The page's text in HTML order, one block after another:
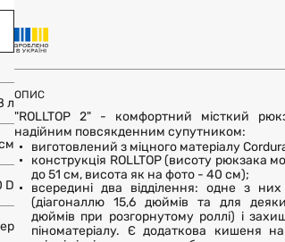
л
D
ОПИС
"ROLLTOP 2" - комфортний місткий
надійним повсякденним супутником:
виготовлений з міцного матеріалу
конструкція ROLLTOP (висоту рюкзака
до 51 см, висота як на фото - 40 см);
всередині два відділення: одне з
(діагоналлю 15,6 дюймів та для
дюймів при розгорнутому роллі) і
піноматеріалу. Є додаткова кишеня